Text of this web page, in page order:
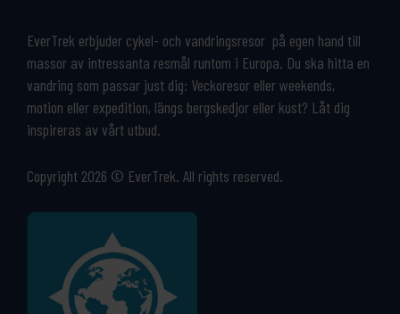
EverTrek erbjuder cykel- och vandringsresor på egen hand till
massor av intressanta resmål runtom i Europa. Du ska hitta en
vandring som passar just dig: Veckoresor eller weekends,
motion eller expedition, längs bergskedjor eller kust? Låt dig
inspireras av vårt utbud.
Copyright 2026 © EverTrek. All rights reserved.